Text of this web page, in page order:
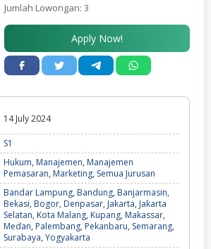
Jumlah Lowongan: 3
Apply Now!
14 July 2024
S1
Hukum, Manajemen, Manajemen
Pemasaran, Marketing, Semua Jurusan
Bandar Lampung, Bandung, Banjarmasin,
Bekasi, Bogor, Denpasar, Jakarta, Jakarta
Selatan, Kota Malang, Kupang, Makassar,
Medan, Palembang, Pekanbaru, Semarang,
Surabaya, Yogyakarta